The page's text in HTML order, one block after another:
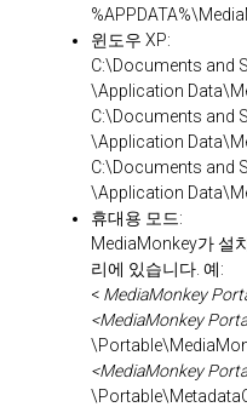
윈도우 XP:
C:\Documents and
\Application
C:\Documents and
\Application
C:\Documents and
\Application
휴대용 모드:
MediaMonkey가 설
리에 있습니다. 예:
< MediaMonkey
<MediaMonkey
<MediaMonkey